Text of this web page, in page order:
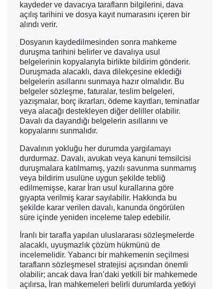
kaydeder ve davacıya tarafların bilgilerini, dava
açılış tarihini ve dosya kayıt numarasını içeren bir
alındı verir.
Dosyanın kaydedilmesinden sonra mahkeme
duruşma tarihini belirler ve davalıya usul
belgelerinin kopyalarıyla birlikte bildirim gönderir.
Duruşmada alacaklı, dava dilekçesine eklediği
belgelerin asıllarını sunmaya hazır olmalıdır. Bu
belgeler sözleşme, faturalar, teslim belgeleri,
yazışmalar, borç ikrarları, ödeme kayıtları, teminatlar
veya alacağı destekleyen diğer deliller olabilir.
Davalı da dayandığı belgelerin asıllarını ve
kopyalarını sunmalıdır.
Davalının yokluğu her durumda yargılamayı
durdurmaz. Davalı, avukatı veya kanuni temsilcisi
duruşmalara katılmamış, yazılı savunma sunmamış
veya bildirim usulüne uygun şekilde tebliğ
edilmemişse, karar İran usul kurallarına göre
gıyapta verilmiş karar sayılabilir. Hakkında bu
şekilde karar verilen davalı, kanunda öngörülen
süre içinde yeniden inceleme talep edebilir.
İranlı bir tarafla yapılan uluslararası sözleşmelerde
alacaklı, uyuşmazlık çözüm hükmünü de
incelemelidir. Yabancı bir mahkemenin seçilmesi
tarafların sözleşmesel stratejisi açısından önemli
olabilir; ancak dava İran’daki yetkili bir mahkemede
açılırsa, İran mahkemeleri belirli durumlarda yetkiyi